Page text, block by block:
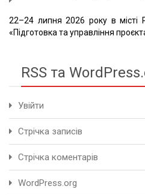
22–24 липня 2026 року в місті
«Підготовка та управління
RSS та
Увійти
Стрічка записів
Стрічка коментарів
WordPress.org